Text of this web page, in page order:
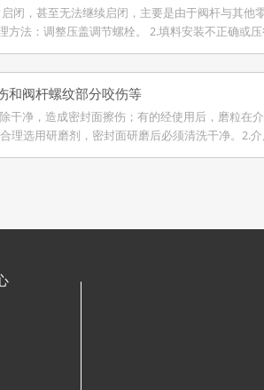
闭，甚至无法继续启闭，主要是由于阀杆与其他
方法：调整压盖调节螺栓。 2.填料安装不正确或
和阀杆螺纹部分咬伤等
干净，造成密封面擦伤；有的经使用后，磨粒在
理选用研磨剂，密封面研磨后必须清洗干净。2.